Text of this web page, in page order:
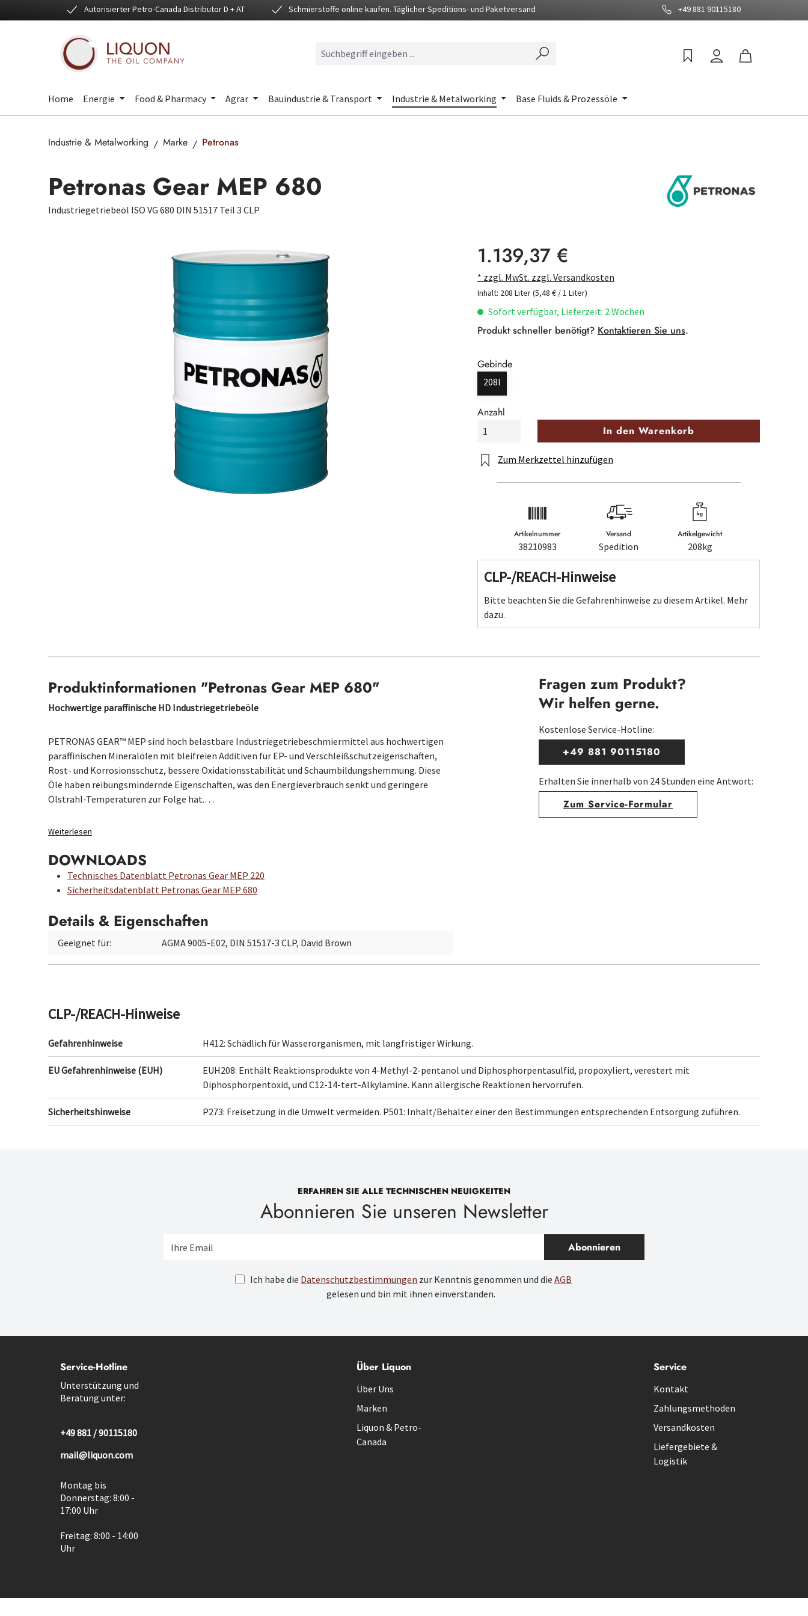
Hauptinhalt springen
Zur Suche springen
Zur Hauptnavigation springenAutorisierter Petro-Canada Distributor D + AT Schmierstoffe online kaufen. Täglicher Speditions- und Paketversand +49 881 90115180
Home Energie Food & Pharmacy Agrar Bauindustrie & Transport Industrie & Metalworking Base Fluids & Prozessöle
Industrie & Metalworking Marke Petronas
Petronas Gear MEP 680
Industriegetriebeöl ISO VG 680 DIN 51517 Teil 3 CLP
Regulärer Preis:
1.139,37 €
* zzgl. MwSt. zzgl. Versandkosten
Inhalt: 208 Liter(5,48 € / 1 Liter)
Sofort verfügbar, Lieferzeit: 2 Wochen
Produkt schneller benötigt? Kontaktieren Sie uns.
Gebinde
208l
Anzahl
In den Warenkorb
Zum Merkzettel hinzufügen
Artikelnummer
38210983
Versand
Spedition
Artikelgewicht
208kg
CLP-/REACH-Hinweise
Bitte beachten Sie die Gefahrenhinweise zu diesem Artikel. Mehr
dazu.
Produktinformationen "Petronas Gear MEP 680"
Hochwertige paraffinische HD Industriegetriebeöle
PETRONAS GEAR™ MEP sind hoch belastbare Industriegetriebeschmiermittel aus hochwertigen
paraffinischen Mineralölen mit bleifreien Additiven für EP- und Verschleißschutzeigenschaften,
Rost- und Korrosionsschutz, bessere Oxidationsstabilität und Schaumbildungshemmung. Diese
Öle haben reibungsmindernde Eigenschaften, was den Energieverbrauch senkt und geringere
Ölstrahl-Temperaturen zur Folge hat.…
Weiterlesen
DOWNLOADS
Technisches Datenblatt Petronas Gear MEP 220
Sicherheitsdatenblatt Petronas Gear MEP 680
Details & Eigenschaften
Geeignet für: AGMA 9005-E02, DIN 51517-3 CLP, David Brown
Fragen zum Produkt?
Wir helfen gerne.
Kostenlose Service-Hotline:
+49 881 90115180
Erhalten Sie innerhalb von 24 Stunden eine Antwort:
Zum Service-Formular
CLP-/REACH-Hinweise
Gefahrenhinweise H412: Schädlich für Wasserorganismen, mit langfristiger Wirkung.
EU Gefahrenhinweise (EUH) EUH208: Enthält Reaktionsprodukte von 4-Methyl-2-pentanol und Diphosphorpentasulfid, propoxyliert, verestert mit
Diphosphorpentoxid, und C12-14-tert-Alkylamine. Kann allergische Reaktionen hervorrufen.
Sicherheitshinweise P273: Freisetzung in die Umwelt vermeiden. P501: Inhalt/Behältereiner den Bestimmungen entsprechenden Entsorgung zuführen.
ERFAHREN SIE ALLE TECHNISCHEN NEUIGKEITEN
Abonnieren Sie unseren Newsletter
Abonnieren
Ich habe die Datenschutzbestimmungen zur Kenntnis genommen und dieAGB
gelesen und bin mit ihnen einverstanden.
Service-Hotline
Unterstützung und
Beratung unter:
+49 881 / 90115180
mail@liquon.com
Montag bis
Donnerstag: 8:00 -
17:00 Uhr
Freitag: 8:00 - 14:00
Uhr
Über Liquon
Über Uns
Marken
Liquon & Petro-
Canada
Service
Kontakt
Zahlungsmethoden
Versandkosten
Liefergebiete &
Logistik